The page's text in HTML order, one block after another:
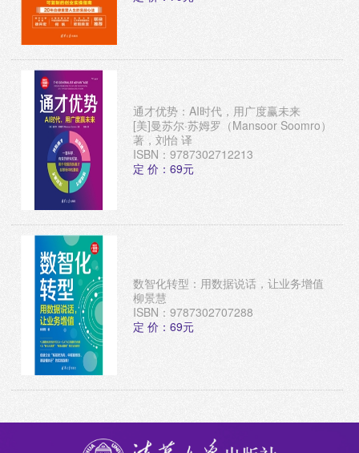
通才优势：AI时代，用广度赢未来
[美]曼苏尔·苏姆罗（Mansoor Soomro）
著，刘怡 译
ISBN：9787302712213
定 价：69元
数智化转型：用数据说话，让业务增值
柳景慧
ISBN：9787302707288
定 价：69元